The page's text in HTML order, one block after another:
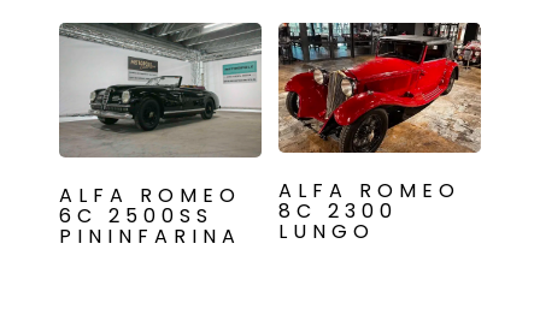
ALFA ROMEO
6C 2500SS
PININFARINA
ALFA ROMEO
8C 2300
LUNGO